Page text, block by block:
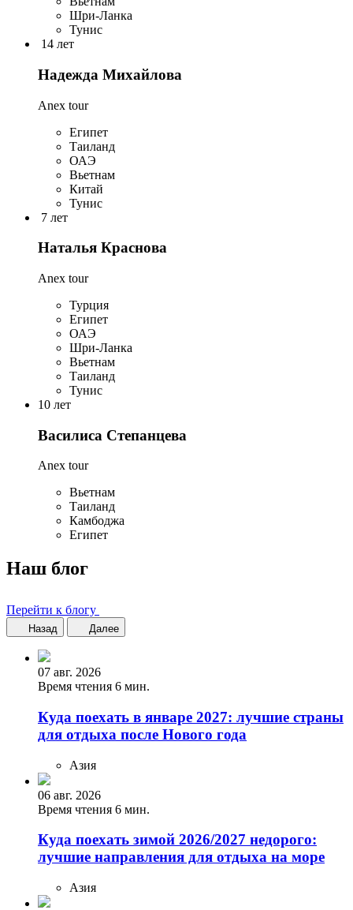
Шри-Ланка
Тунис
14 лет
Надежда Михайлова
Anex tour
Египет
Таиланд
ОАЭ
Вьетнам
Китай
Тунис
7 лет
Наталья Краснова
Anex tour
Турция
Египет
ОАЭ
Шри-Ланка
Вьетнам
Таиланд
Тунис
10 лет
Василиса Степанцева
Anex tour
Вьетнам
Таиланд
Камбоджа
Египет
Наш блог
Перейти к блогу
Назад Далее
07 авг. 2026
Время чтения 6 мин.
Куда поехать в январе 2027: лучшие страны
для отдыха после Нового года
Азия
06 авг. 2026
Время чтения 6 мин.
Куда поехать зимой 2026/2027 недорого:
лучшие направления для отдыха на море
Азия